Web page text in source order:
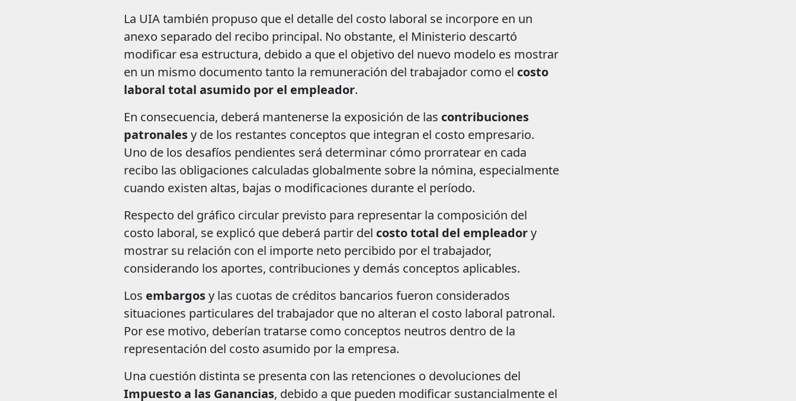
La UIA también propuso que el detalle del costo laboral se incorpore en un
anexo separado del recibo principal. No obstante, el Ministerio descartó
modificar esa estructura, debido a que el objetivo del nuevo modelo es mostrar
en un mismo documento tanto la remuneración del trabajador como el costo
laboral total asumido por el empleador.
En consecuencia, deberá mantenerse la exposición de las contribuciones
patronalesy de los restantes conceptos que integran el costo empresario.
Uno de los desafíos pendientes será determinar cómo prorratear en cada
recibo las obligaciones calculadas globalmente sobre la nómina, especialmente
cuando existen altas, bajas o modificaciones durante el período.
Respecto del gráfico circular previsto para representar la composición del
costo laboral, se explicó que deberá partir del costo total del empleadory
mostrar su relación con el importe neto percibido por el trabajador,
considerando los aportes, contribuciones y demás conceptos aplicables.
Los embargosy las cuotas de créditos bancarios fueron considerados
situaciones particulares del trabajador que no alteran el costo laboral patronal.
Por ese motivo, deberían tratarse como conceptos neutros dentro de la
representación del costo asumido por la empresa.
Una cuestión distinta se presenta con las retenciones o devoluciones del
Impuesto a las Ganancias, debido a que pueden modificar sustancialmente el